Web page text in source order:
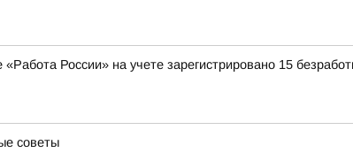
России» на учете зарегистрировано 15
советы